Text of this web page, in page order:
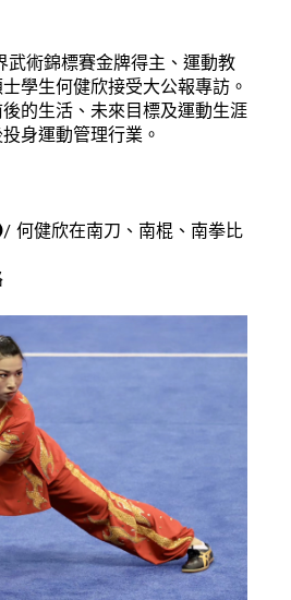
武術錦標賽金牌得主、運動教
學生何健欣接受大公報專訪。
的生活、未來目標及運動生涯
身運動管理行業。
何健欣在南刀、南棍、南拳比